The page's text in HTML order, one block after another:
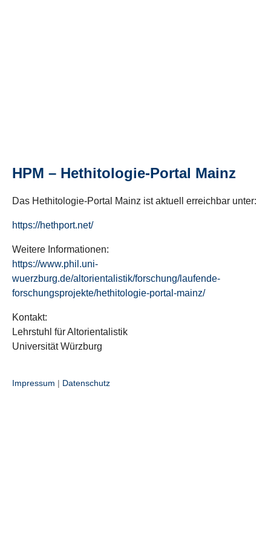
HPM – Hethitologie-Portal Mainz
Das Hethitologie-Portal Mainz ist aktuell erreichbar unter:
https://hethport.net/
Weitere Informationen:
https://www.phil.uni-
wuerzburg.de/altorientalistik/forschung/laufende-
forschungsprojekte/hethitologie-portal-mainz/
Kontakt:
Lehrstuhl für Altorientalistik
Universität Würzburg
Impressum | Datenschutz